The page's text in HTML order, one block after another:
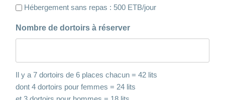
Hébergement sans repas : 500 ETB/jour
Nombre de dortoirs à réserver
Il y a 7 dortoirs de 6 places chacun = 42 lits
dont 4 dortoirs pour femmes = 24 lits